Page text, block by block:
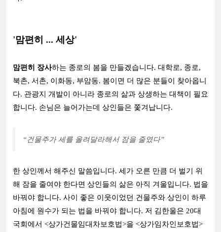
'맘편히 ... 세상'
맘편히 장사하는 종로의 봄을 만들겠습니다. 대학로, 종로,
북촌, 서촌, 이화동, 부암동. 봄이면 더 많은 분들이 찾아옵니
다. 관광지 개발이 아니라 종로의 삶과 상생하는 대책이 필요
합니다. 손님은 늘어가는데 상인들은 쫓겨납니다.
“건물주가 세를 올려달라해서 잠을 줄였다”
한 상인께서 해주신 말씀입니다. 세가 오른 만큼 더 벌기 위
해 잠을 줄여야 한다면 상인들의 삶은 아직 겨울입니다. 법을
바꿔야 합니다. 사이 좋은 이웃이었던 건물주와 상인이 하루
아침에 원수가 되는 법을 바꿔야 합니다. 저 김한울은 20대
국회에서 <상가건물임대차보호법>을 <상가임차인보호법>